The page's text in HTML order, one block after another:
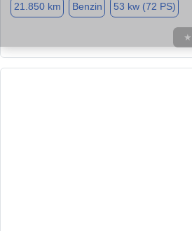
21.850 km Benzin 53 kw (72 PS)
★